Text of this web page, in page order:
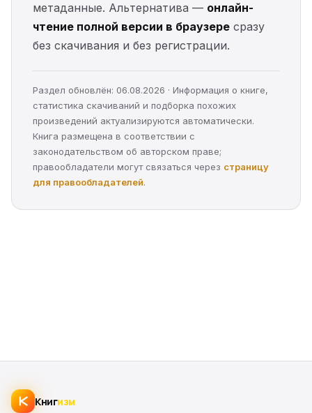
метаданные. Альтернатива — онлайн-
чтение полной версии в браузере сразу
без скачивания и без регистрации.
Раздел обновлён: 06.08.2026 · Информация о книге,
статистика скачиваний и подборка похожих
произведений актуализируются автоматически.
Книга размещена в соответствии с
законодательством об авторском праве;
правообладатели могут связаться через страницу
для правообладателей.
Книгизм